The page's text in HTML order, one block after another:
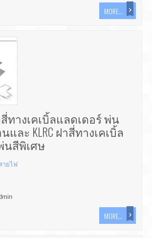
MORE...
าสี่ทางเคเบิ้ลแลดเดอร์ พ่น
ละ KLRC ฝาสี่ทางเคเบิ้ล
นสีพิเศษ
ายไฟ
MORE...